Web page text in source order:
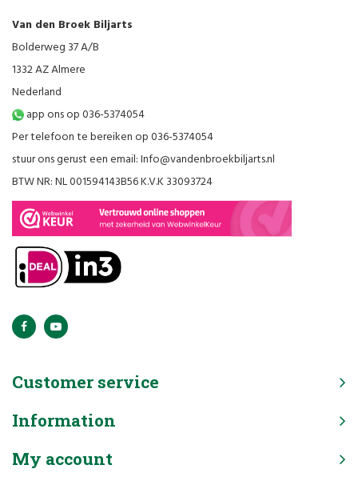
Van den Broek Biljarts
Bolderweg 37 A/B
1332 AZ Almere
Nederland
app ons op 036-5374054
Per telefoon te bereiken op 036-5374054
stuur ons gerust een email:Info@vandenbroekbiljarts.nl
BTW NR: NL 001594143B56 K.V.K 33093724
Customer service
Information
My account